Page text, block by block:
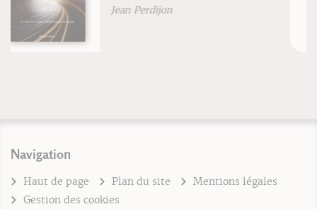
Blandine Calais-Germain
Navigation
Haut de page Plan du site
Mentions légales
Gestion des cookies